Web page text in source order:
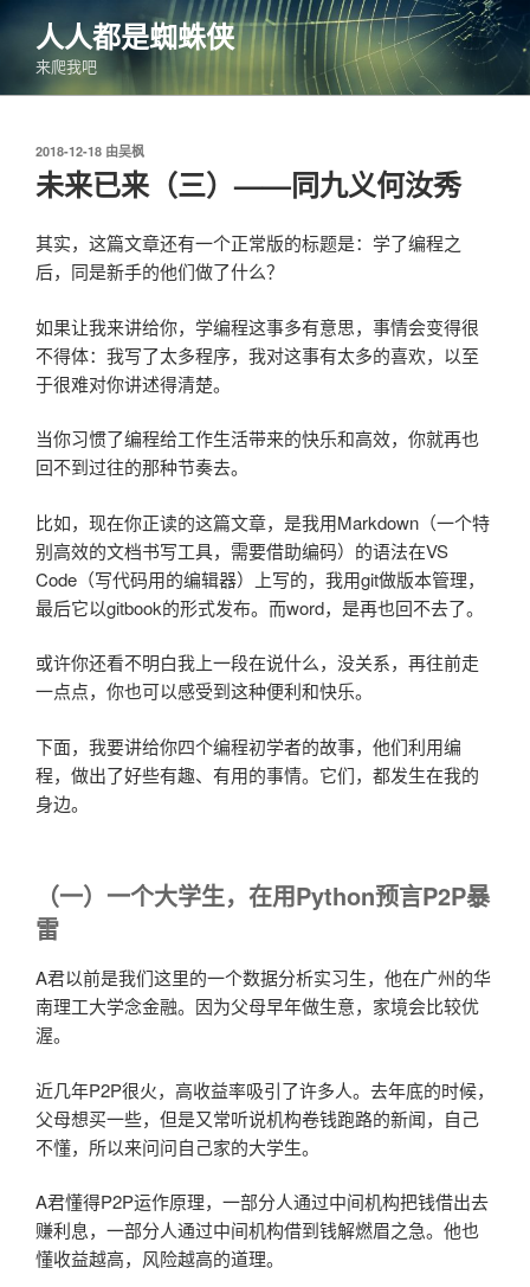
容
人人都是蜘蛛侠
来爬我吧
发
布
于
2018-12-18 由吴枫
未来已来（三）——同九义何汝秀
其实，这篇文章还有一个正常版的标题是：学了编程之
后，同是新手的他们做了什么？
如果让我来讲给你，学编程这事多有意思，事情会变得很
不得体：我写了太多程序，我对这事有太多的喜欢，以至
于很难对你讲述得清楚。
当你习惯了编程给工作生活带来的快乐和高效，你就再也
回不到过往的那种节奏去。
比如，现在你正读的这篇文章，是我用Markdown（一个特
别高效的文档书写工具，需要借助编码）的语法在VS
Code（写代码用的编辑器）上写的，我用git做版本管理，
最后它以gitbook的形式发布。而word，是再也回不去了。
或许你还看不明白我上一段在说什么，没关系，再往前走
一点点，你也可以感受到这种便利和快乐。
下面，我要讲给你四个编程初学者的故事，他们利用编
程，做出了好些有趣、有用的事情。它们，都发生在我的
身边。
（一）一个大学生，在用Python预言P2P暴
雷
A君以前是我们这里的一个数据分析实习生，他在广州的华
南理工大学念金融。因为父母早年做生意，家境会比较优
渥。
近几年P2P很火，高收益率吸引了许多人。去年底的时候，
父母想买一些，但是又常听说机构卷钱跑路的新闻，自己
不懂，所以来问问自己家的大学生。
A君懂得P2P运作原理，一部分人通过中间机构把钱借出去
赚利息，一部分人通过中间机构借到钱解燃眉之急。他也
懂收益越高，风险越高的道理。